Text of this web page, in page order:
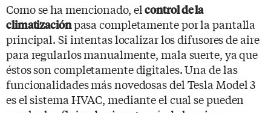
Como se ha mencionado, elcontrol de la
climatizaciónpasa completamente por la pantalla
principal. Si intentas localizar los difusores de aire
para regularlos manualmente, mala suerte, ya que
éstos son completamente digitales. Una de las
funcionalidades más novedosas del Tesla Model 3
es el sistema HVAC, mediante el cual se pueden